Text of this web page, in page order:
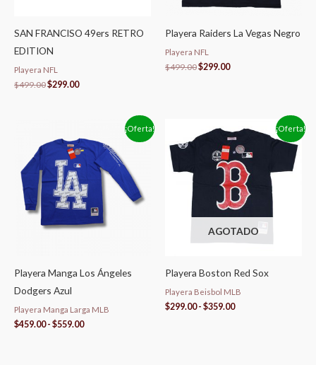
SAN FRANCISO 49ers RETRO
EDITION
Playera NFL
$499.00$299.00
Playera Raiders La Vegas Negro
Playera NFL
$499.00$299.00
¡Oferta!
Playera Manga Los Ángeles
Dodgers Azul
Playera Manga Larga MLB
$459.00 - $559.00
precios:
desde
$459.00
hasta
$559.00
¡Oferta!
AGOTADO
Playera Boston Red Sox
Playera Beisbol MLB
$299.00 - $359.00
de
precios:
desde
$299.00
hasta
$359.00